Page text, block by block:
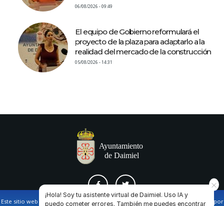
06/08/2026 - 09:49
El equipo de Gobierno reformulará el
proyecto de la plaza para adaptarlo a la
realidad del mercado de la construcción
05/08/2026 - 14:31
Este sitio web utiliza cookies propias y de terceros para facilitar la navegación por
¡Hola! Soy tu asistente virtual de Daimiel. Uso IA y
puedo cometer errores. También me puedes encontrar